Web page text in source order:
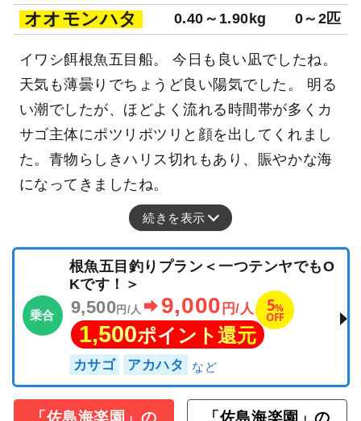
オオモンハタ 0.40～1.90kg 0～2匹
イワシ餌根魚五目船。 今日も良い凪でしたね。
天気も薄曇りでちょうど良い陽気でした。 明る
い潮でしたが、ほどよく流れる時間帯が多くカ
サゴ主体にポツリポツリと顔を出してくれまし
た。青物らしきハリス切れもあり、賑やかな海
になってきましたね。
続きを表示
乗合
根魚五目釣りプラン＜一つテンヤでもO
Kです！＞
9,500 円/人 9,000 円/人 5%
OFF
1,500ポイント還元
カサゴ アカハタ